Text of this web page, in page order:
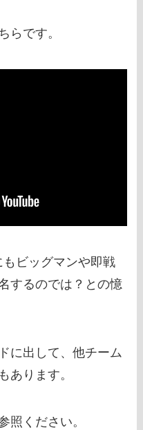
らです。
ビッグマンや即戦
するのでは？との憶
に出して、他チーム
あります。
照ください。